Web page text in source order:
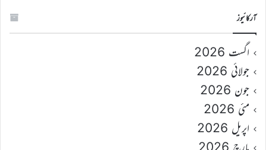
آرکائیوز
اگست 2026
جولائی 2026
جون 2026
مئی 2026
اپریل 2026
مارچ 2026